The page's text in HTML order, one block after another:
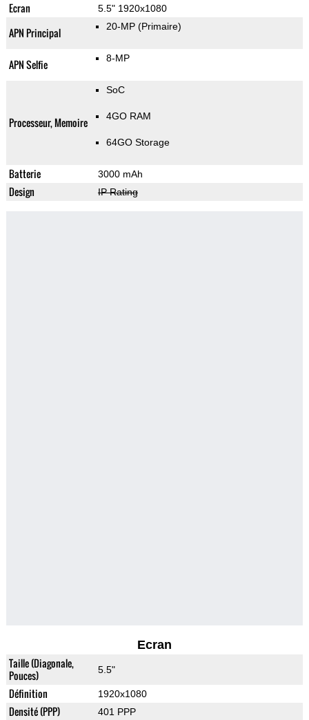
Ecran 5.5" 1920x1080
APN Principal 20-MP (Primaire)
APN Selfie 8-MP
Processeur, Memoire
SoC
4GO RAM
64GO Storage
Batterie 3000 mAh
Design IP Rating
Ecran
Taille (Diagonale,
Pouces)
5.5"
Définition 1920x1080
Densité (PPP) 401 PPP